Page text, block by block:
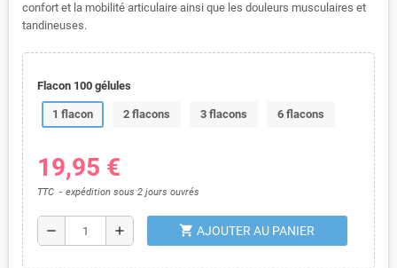
confort et la mobilité articulaire ainsi que les douleurs musculaires et
tandineuses.
Flacon 100 gélules
1 flacon 2 flacons 3 flacons 6 flacons
19,95 €
TTC expédition sous 2 jours ouvrés
remove add shopping_cart AJOUTER AU PANIER